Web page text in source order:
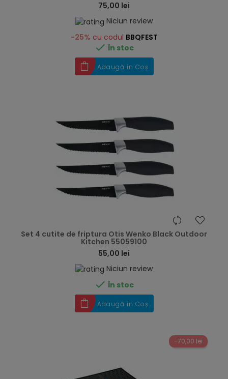
75,00 lei
Niciun review
-25% cu codul BBQFEST
 În stoc
Adaugă în Coș
Set 4 cutite de friptura Otis Wenko Black Outdoor
Kitchen 55059100
55,00 lei
Niciun review
 În stoc
Adaugă în Coș
-70,00 lei